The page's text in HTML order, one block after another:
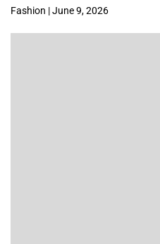
Fashion | June 9, 2026